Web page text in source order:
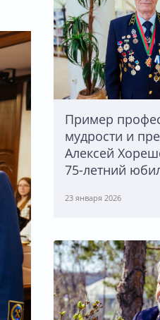
Пример
мудрости и
Алексей
75-летний
23 января 2026